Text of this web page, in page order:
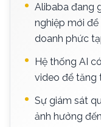
Alibaba đang
nghiệp mới
doanh phức
Hệ thống AI
video để tăng
Sự giám sát
ảnh hưởng